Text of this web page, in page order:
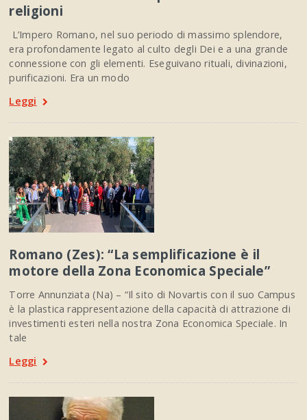
religioni
L’Impero Romano, nel suo periodo di massimo splendore,
era profondamente legato al culto degli Dei e a una grande
connessione con gli elementi. Eseguivano rituali, divinazioni,
purificazioni. Era un modo
Leggi
Romano (Zes): “La semplificazione è il
motore della Zona Economica Speciale”
Torre Annunziata (Na) – “Il sito di Novartis con il suo Campus
è la plastica rappresentazione della capacità di attrazione di
investimenti esteri nella nostra Zona Economica Speciale. In
tale
Leggi